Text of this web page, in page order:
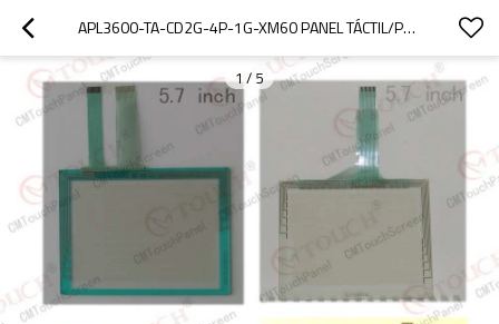
APL3600-TA-CD2G-4P-1G-XM60 PANEL TÁCTIL/PANEL TÁCTIL APL3600-TA-CD2G-4P-1G-XM60 PL3000
1/ 5